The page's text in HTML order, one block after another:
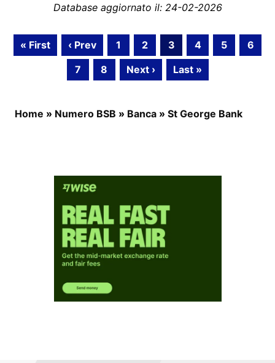
Database aggiornato il: 24-02-2026
« First ‹ Prev 1 2 3 4 5
6
7
8 Next › Last »
Home » Numero BSB » Banca » St George Bank